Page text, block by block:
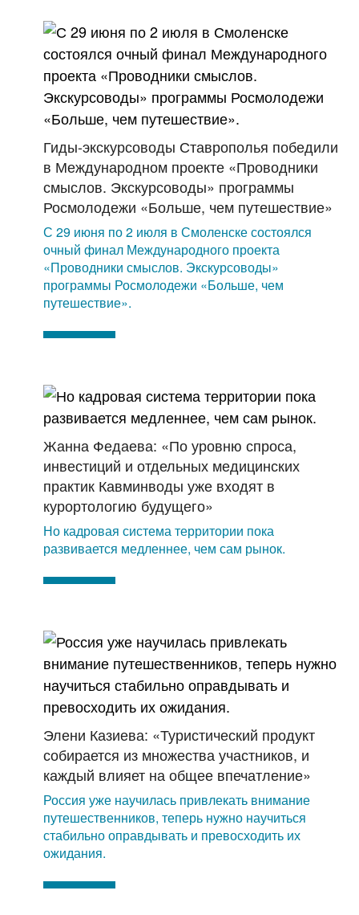
Гиды-экскурсоводы Ставрополья победили
в Международном проекте «Проводники
смыслов. Экскурсоводы» программы
Росмолодежи «Больше, чем путешествие»
С 29 июня по 2 июля в Смоленске состоялся
очный финал Международного проекта
«Проводники смыслов. Экскурсоводы»
программы Росмолодежи «Больше, чем
путешествие».
Жанна Федаева: «По уровню спроса,
инвестиций и отдельных медицинских
практик Кавминводы уже входят в
курортологию будущего»
Но кадровая система территории пока
развивается медленнее, чем сам рынок.
Элени Казиева: «Туристический продукт
собирается из множества участников, и
каждый влияет на общее впечатление»
Россия уже научилась привлекать внимание
путешественников, теперь нужно научиться
стабильно оправдывать и превосходить их
ожидания.